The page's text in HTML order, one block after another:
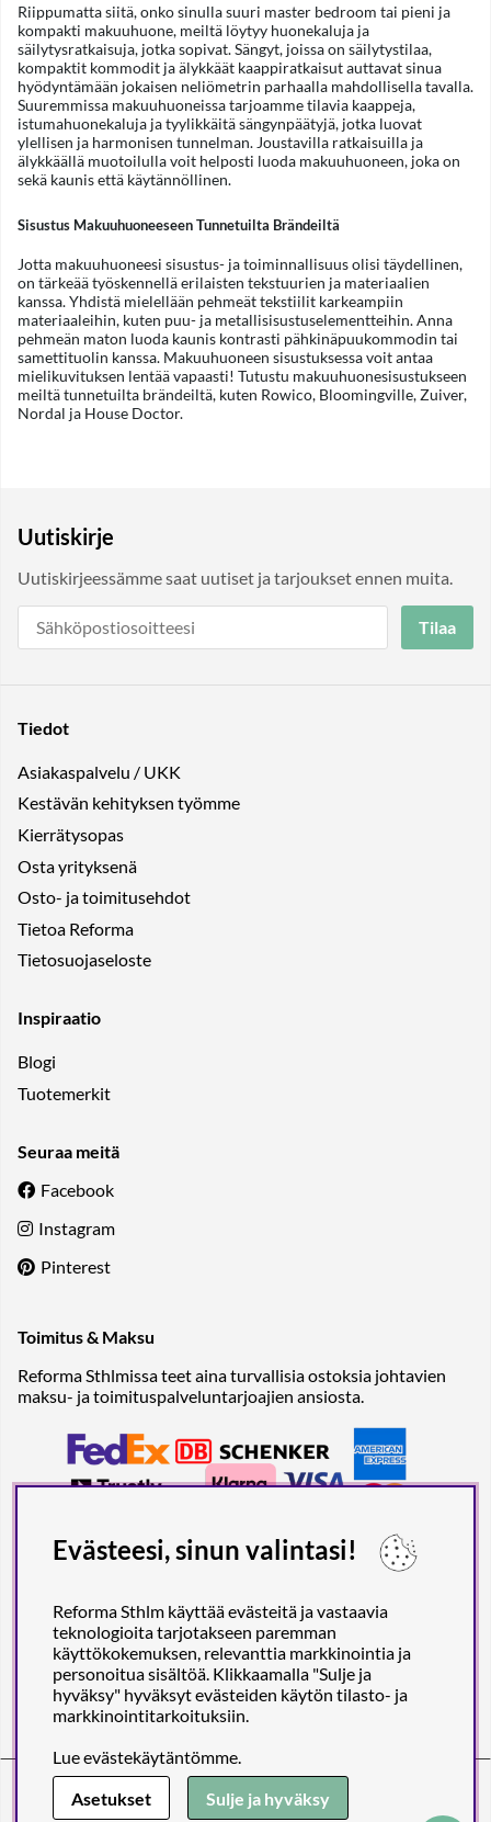
Riippumatta siitä, onko sinulla suuri master bedroom tai pieni ja
kompakti makuuhuone, meiltä löytyy huonekaluja ja
säilytysratkaisuja, jotka sopivat. Sängyt, joissa on säilytystilaa,
kompaktit kommodit ja älykkäät kaappiratkaisut auttavat sinua
hyödyntämään jokaisen neliömetrin parhaalla mahdollisella tavalla.
Suuremmissa makuuhuoneissa tarjoamme tilavia kaappeja,
istumahuonekaluja ja tyylikkäitä sängynpäätyjä, jotka luovat
ylellisen ja harmonisen tunnelman. Joustavilla ratkaisuilla ja
älykkäällä muotoilulla voit helposti luoda makuuhuoneen, joka on
sekä kaunis että käytännöllinen.
Sisustus Makuuhuoneeseen Tunnetuilta Brändeiltä
Jotta makuuhuoneesi sisustus- ja toiminnallisuus olisi täydellinen,
on tärkeää työskennellä erilaisten tekstuurien ja materiaalien
kanssa. Yhdistä mielellään pehmeät tekstiilit karkeampiin
materiaaleihin, kuten puu- ja metallisisustuselementteihin. Anna
pehmeän maton luoda kaunis kontrasti pähkinäpuukommodin tai
samettituolin kanssa. Makuuhuoneen sisustuksessa voit antaa
mielikuvituksen lentää vapaasti! Tutustu makuuhuonesisustukseen
meiltä tunnetuilta brändeiltä, kuten Rowico, Bloomingville, Zuiver,
Nordal ja House Doctor.
Uutiskirje
Uutiskirjeessämme saat uutiset ja tarjoukset ennen muita.
Tilaa
Tiedot
Asiakaspalvelu / UKK
Kestävän kehityksen työmme
Kierrätysopas
Osta yrityksenä
Osto- ja toimitusehdot
Tietoa Reforma
Tietosuojaseloste
Inspiraatio
Blogi
Tuotemerkit
Seuraa meitä
Facebook
Instagram
Pinterest
Toimitus & Maksu
Reforma Sthlmissa teet aina turvallisia ostoksia johtavien
maksu- ja toimituspalveluntarjoajien ansiosta.
Reforma Sthlm AB (org. no. 556849-2606)
Engelbrektsgatan 29
(Note! Postal address only), SE-114 32
STOCKHOLM, Sweden
Evästeesi, sinun valintasi!
Reforma Sthlm käyttää evästeitä ja vastaavia
teknologioita tarjotakseen paremman
käyttökokemuksen, relevanttia markkinointia ja
personoitua sisältöä. Klikkaamalla "Sulje ja
hyväksy" hyväksyt evästeiden käytön tilasto- ja
markkinointitarkoituksiin.
Lueevästekäytäntömme.
Asetukset
Sulje ja hyväksy